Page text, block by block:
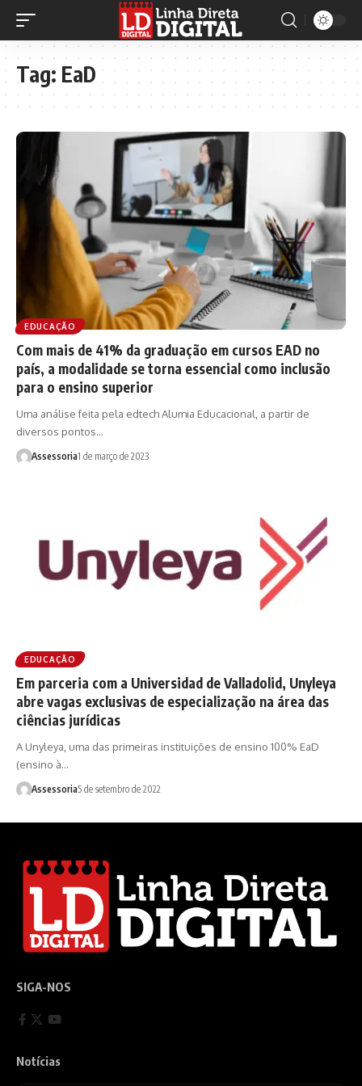
Tag: EaD
EDUCAÇÃO
Com mais de 41% da graduação em cursos EAD no
país, a modalidade se torna essencial como inclusão
para o ensino superior
Uma análise feita pela edtech Alumia Educacional, a partir de
diversos pontos…
Assessoria1 de março de 2023
EDUCAÇÃO
Em parceria com a Universidad de Valladolid, Unyleya
abre vagas exclusivas de especialização na área das
ciências jurídicas
A Unyleya, uma das primeiras instituições de ensino 100% EaD
(ensino à…
Assessoria5 de setembro de 2022
SIGA-NOS
Notícias